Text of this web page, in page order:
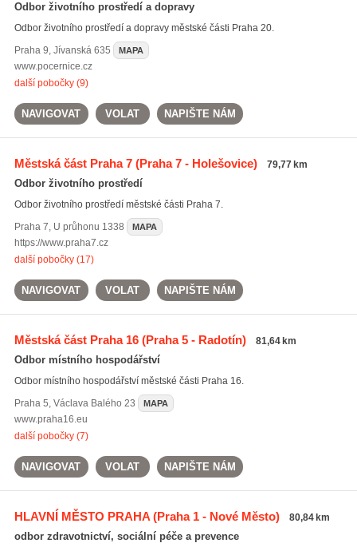
Odbor životního prostředí a dopravy
Odbor životního prostředí a dopravy městské části Praha 20.
Praha 9, Jívanská 635 MAPA
www.pocernice.cz
další pobočky (9)
NAVIGOVAT VOLAT NAPIŠTE NÁM
Městská část Praha 7(Praha 7 - Holešovice) 79,77 km
Odbor životního prostředí
Odbor životního prostředí městské části Praha 7.
Praha 7, U průhonu 1338 MAPA
https://www.praha7.cz
další pobočky (17)
NAVIGOVAT VOLAT NAPIŠTE NÁM
Městská část Praha 16(Praha 5 - Radotín) 81,64 km
Odbor místního hospodářství
Odbor místního hospodářství městské části Praha 16.
Praha 5, Václava Balého 23 MAPA
www.praha16.eu
další pobočky (7)
NAVIGOVAT VOLAT NAPIŠTE NÁM
HLAVNÍ MĚSTO PRAHA(Praha 1 - Nové Město) 80,84 km
odbor zdravotnictví, sociální péče a prevence